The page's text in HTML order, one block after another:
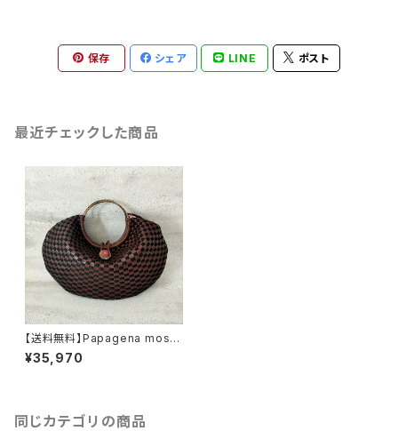
保存 シェア LINE ポスト
最近チェックした商品
【送料無料】Papagena mosai
c no.101／手編みの本革ハンド
バッグ
¥35,970
同じカテゴリの商品